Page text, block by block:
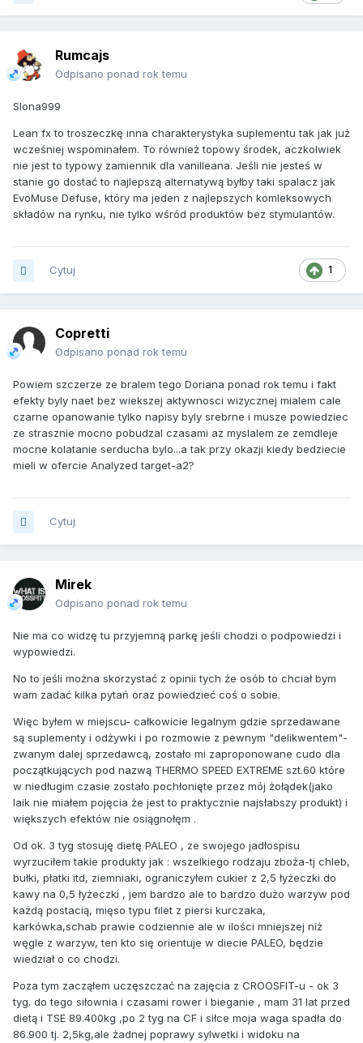
Rumcajs
Odpisano ponad rok temu
Slona999
Lean fx to troszeczkę inna charakterystyka suplementu tak jak już
wcześniej wspominałem. To również topowy środek, aczkolwiek
nie jest to typowy zamiennik dla vanilleana. Jeśli nie jesteś w
stanie go dostać to najlepszą alternatywą byłby taki spalacz jak
EvoMuse Defuse, który ma jeden z najlepszych komleksowych
składów na rynku, nie tylko wśród produktów bez stymulantów.
1
Cytuj
Copretti
Odpisano ponad rok temu
Powiem szczerze ze bralem tego Doriana ponad rok temu i fakt
efekty byly naet bez wiekszej aktywnosci wizycznej mialem cale
czarne opanowanie tylko napisy byly srebrne i musze powiedziec
ze strasznie mocno pobudzal czasami az myslalem ze zemdleje
mocne kolatanie serducha bylo...a tak przy okazji kiedy bedziecie
mieli w ofercie Analyzed target-a2?
Cytuj
Mirek
Odpisano ponad rok temu
Nie ma co widzę tu przyjemną parkę jeśli chodzi o podpowiedzi i
wypowiedzi.
No to jeśli można skorzystać z opinii tych że osób to chciał bym
wam zadać kilka pytań oraz powiedzieć coś o sobie.
Więc byłem w miejscu- całkowicie legalnym gdzie sprzedawane
są suplementy i odżywki i po rozmowie z pewnym "delikwentem"-
zwanym dalej sprzedawcą, zostało mi zaproponowane cudo dla
początkujących pod nazwą THERMO SPEED EXTREME szt.60 które
w niedługim czasie zostało pochłonięte przez mój żołądek(jako
laik nie miałem pojęcia że jest to praktycznie najsłabszy produkt) i
większych efektów nie osiągnołęm .
Od ok. 3 tyg stosuję dietę PALEO , ze swojego jadłospisu
wyrzuciłem takie produkty jak : wszelkiego rodzaju zboża-tj chleb,
bułki, płatki itd, ziemniaki, ograniczyłem cukier z 2,5 łyżeczki do
kawy na 0,5 łyżeczki , jem bardzo ale to bardzo dużo warzyw pod
każdą postacią, mięso typu filet z piersi kurczaka,
karkówka,schab prawie codziennie ale w ilości mniejszej niż
węgle z warzyw, ten kto się orientuje w diecie PALEO, będzie
wiedział o co chodzi.
Poza tym zacząłem uczęszczać na zajęcia z CROOSFIT-u - ok 3
tyg. do tego siłownia i czasami rower i bieganie , mam 31 lat przed
dietą i TSE 89.400kg ,po 2 tyg na CF i siłce moja waga spadła do
86.900 tj. 2,5kg,ale żadnej poprawy sylwetki i widoku na